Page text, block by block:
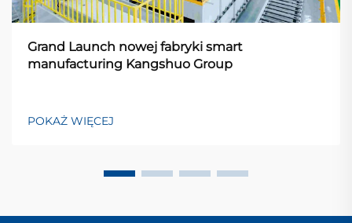
Grand Launch nowej fabryki smart
manufacturing Kangshuo Group
POKAŻ WIĘCEJ